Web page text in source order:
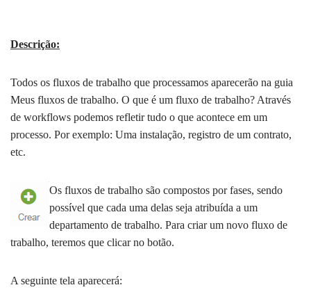
Descrição:
Todos os fluxos de trabalho que processamos aparecerão na guia
Meus fluxos de trabalho. O que é um fluxo de trabalho? Através
de workflows podemos refletir tudo o que acontece em um
processo. Por exemplo: Uma instalação, registro de um contrato,
etc.
Os fluxos de trabalho são compostos por fases, sendo
possível que cada uma delas seja atribuída a um
departamento de trabalho. Para criar um novo fluxo de
trabalho, teremos que clicar no botão.
A seguinte tela aparecerá: